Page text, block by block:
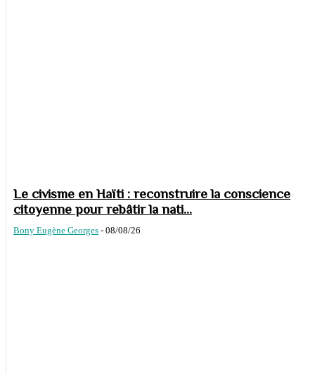
Le civisme en Haïti : reconstruire la conscience
citoyenne pour rebâtir la nati...
Bony Eugène Georges - 08/08/26